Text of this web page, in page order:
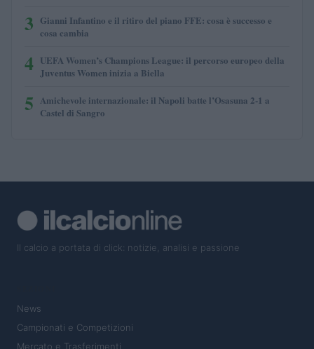
3 Gianni Infantino e il ritiro del piano FFE: cosa è successo e
cosa cambia
4 UEFA Women’s Champions League: il percorso europeo della
Juventus Women inizia a Biella
5 Amichevole internazionale: il Napoli batte l’Osasuna 2-1 a
Castel di Sangro
Il calcio a portata di click: notizie, analisi e passione
News
Campionati e Competizioni
Mercato e Trasferimenti